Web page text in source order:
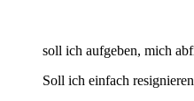
soll ich aufgeben, mich
Soll ich einfach